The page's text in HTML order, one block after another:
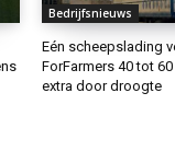
Bedrijfsnieuws
Eén scheepslading
ForFarmers 40 tot
extra door droogte